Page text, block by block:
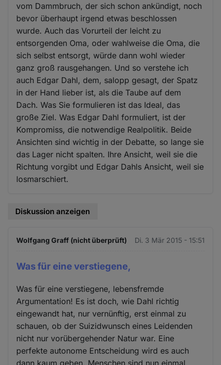
vom Dammbruch, der sich schon ankündigt, noch
bevor überhaupt irgend etwas beschlossen
wurde. Auch das Vorurteil der leicht zu
entsorgenden Oma, oder wahlweise die Oma, die
sich selbst entsorgt, würde dann wohl wieder
ganz groß rausgehangen. Und so verstehe ich
auch Edgar Dahl, dem, salopp gesagt, der Spatz
in der Hand lieber ist, als die Taube auf dem
Dach. Was Sie formulieren ist das Ideal, das
große Ziel. Was Edgar Dahl formuliert, ist der
Kompromiss, die notwendige Realpolitik. Beide
Ansichten sind wichtig in der Debatte, so lange sie
das Lager nicht spalten. Ihre Ansicht, weil sie die
Richtung vorgibt und Edgar Dahls Ansicht, weil sie
losmarschiert.
Diskussion anzeigen
Wolfgang Graff (nicht überprüft) Di. 3 Mär 2015 - 15:51
Was für eine verstiegene,
Was für eine verstiegene, lebensfremde
Argumentation! Es ist doch, wie Dahl richtig
eingewandt hat, nur vernünftig, erst einmal zu
schauen, ob der Suizidwunsch eines Leidenden
nicht nur vorübergehender Natur war. Eine
perfekte autonome Entscheidung wird es auch